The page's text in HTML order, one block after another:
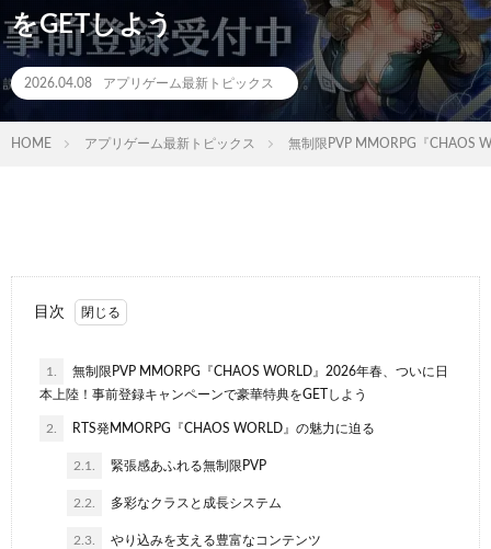
をGETしよう
2026.04.08 アプリゲーム最新トピックス
HOME アプリゲーム最新トピックス 無制限PVP MMORPG『CHAOS
目次
1.
無制限PVP MMORPG『CHAOS WORLD』2026年春、ついに日
本上陸！事前登録キャンペーンで豪華特典をGETしよう
2. RTS発MMORPG『CHAOS WORLD』の魅力に迫る
2.1. 緊張感あふれる無制限PVP
2.2. 多彩なクラスと成長システム
2.3. やり込みを支える豊富なコンテンツ